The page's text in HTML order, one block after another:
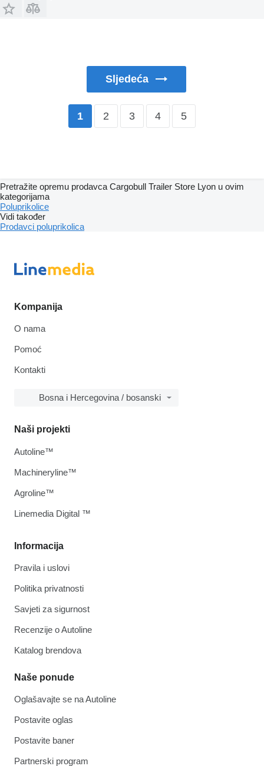
Sljedeća
1 2 3 4 5
Pretražite opremu prodavca Cargobull Trailer Store Lyon u ovim
kategorijama
Poluprikolice
Vidi također
Prodavci poluprikolica
Kompanija
O nama
Pomoć
Kontakti
Bosna i Hercegovina / bosanski
Informacija
Pravila i uslovi
Politika privatnosti
Savjeti za sigurnost
Recenzije o Autoline
Katalog brendova
Naše ponude
Oglašavajte se na Autoline
Postavite oglas
Postavite baner
Partnerski program
Naši projekti
Autoline™
Machineryline™
Agroline™
Linemedia Digital ™